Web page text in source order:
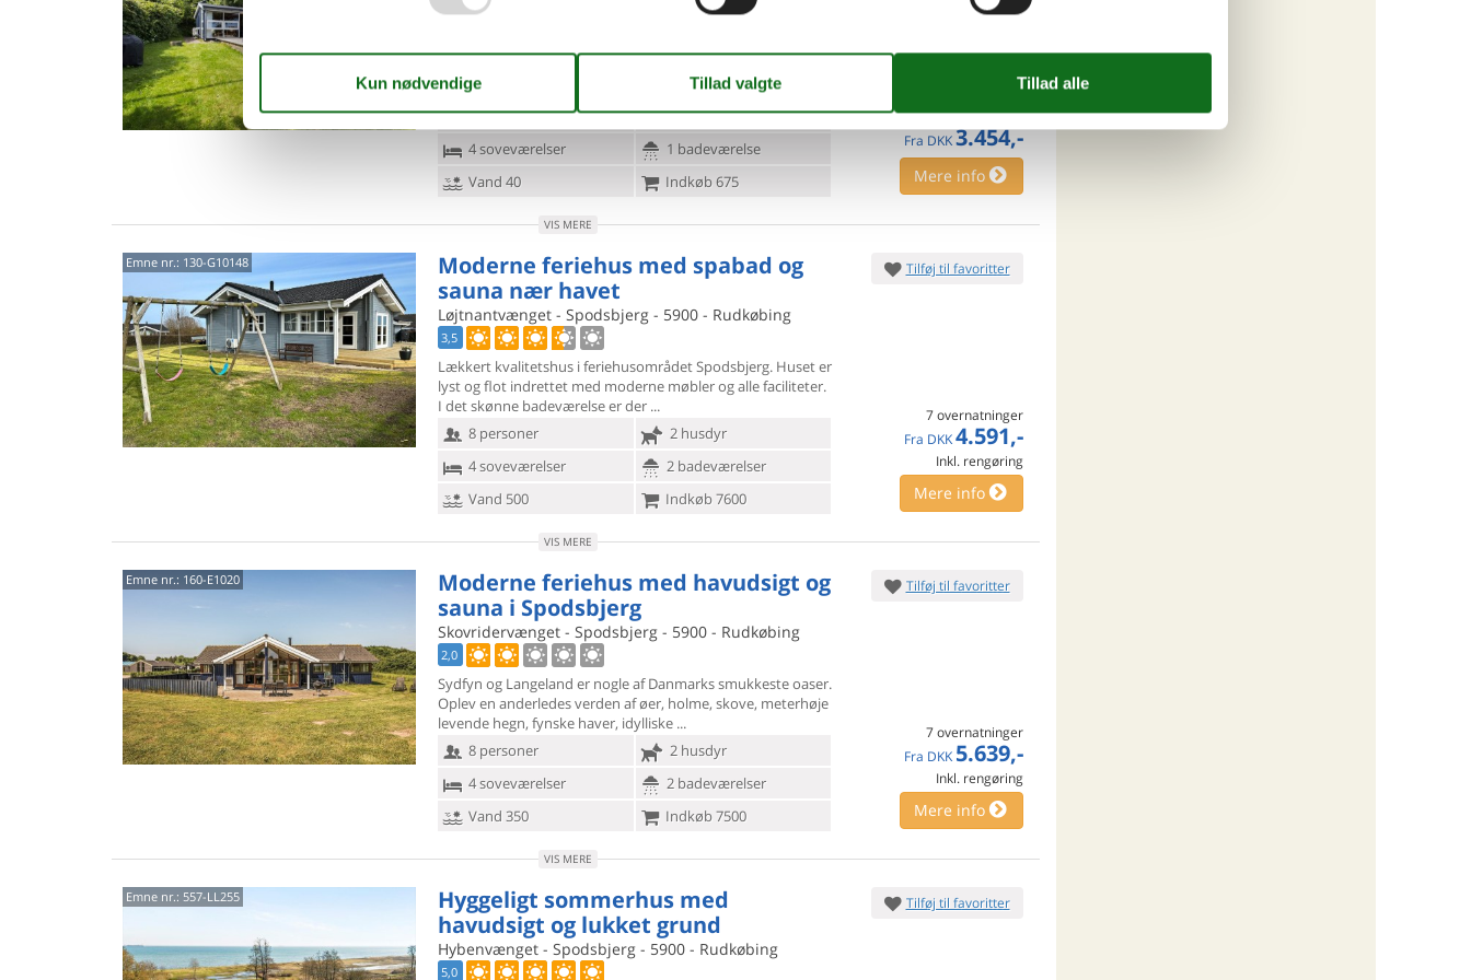
3,5
Årets ø-ferie venter jer i dette charmerende hus, der ligger
velfortjent pause fra hverdagen og
6 personer
Ingen husdyr
4 soveværelser
1 badeværelse
Vand 40
Indkøb 675
7 overnatninger
Fra DKK3.454,-
Mere info
VIS MERE
Emne nr.: 130-G10148
Moderne feriehus med spabad og
sauna nær havet
Løjtnantvænget - Spodsbjerg - 5900 - Rudkøbing
3,5
Lækkert kvalitetshus i feriehusområdet Spodsbjerg. Huset er
lyst og flot indrettet med moderne møbler og alle faciliteter.
I det skønne badeværelse er der
8 personer
2 husdyr
4 soveværelser
2 badeværelser
Vand 500
Indkøb 7600
Tilføj til favoritter
7 overnatninger
Fra DKK 4.591,-
Inkl. rengøring
Mere info
VIS MERE
Emne nr.: 160-E1020
Moderne feriehus med havudsigt og
sauna i Spodsbjerg
Skovridervænget - Spodsbjerg - 5900 - Rudkøbing
2,0
Sydfyn og Langeland er nogle af Danmarks smukkeste oaser.
Oplev en anderledesverden af øer, holme, skove, meterhøje
levende hegn, fynske haver, idylliske
8 personer
2 husdyr
4 soveværelser
2 badeværelser
Vand 350
Indkøb 7500
Tilføj til favoritter
7 overnatninger
Fra DKK 5.639,-
Inkl. rengøring
Mere info
VIS MERE
Emne nr.: 557-LL255
Hyggeligt sommerhus med
havudsigt og lukket grund
Hybenvænget - Spodsbjerg - 5900 - Rudkøbing
5,0
Tilføj til favoritter